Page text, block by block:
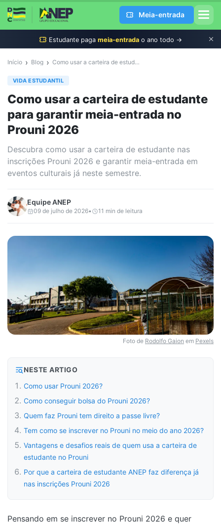
Meia-entrada
Estudante paga meia-entrada o ano todo →
Início › Blog › Como usar a carteira de estudante para garantir meia-entrada no Prouni 2026
VIDA ESTUDANTIL
Como usar a carteira de estudante
para garantir meia-entrada no
Prouni 2026
Descubra como usar a carteira de estudante nas
inscrições Prouni 2026 e garantir meia-entrada em
eventos culturais já neste semestre.
EquipeANEP
09 de julho de 2026• 11 min de leitura
Foto de Rodolfo Gaion em Pexels
NESTE ARTIGO
Como usar Prouni 2026?
Como conseguir bolsa do Prouni 2026?
Quem faz Prouni tem direito a passe livre?
Tem como se inscrever no Prouni no meio do ano 2026?
Vantagens e desafios reais de quem usa a carteira de
estudante no Prouni
Por que a carteira de estudante ANEP faz diferença já
nas inscrições Prouni 2026
Pensando em se inscrever no Prouni 2026 e quer